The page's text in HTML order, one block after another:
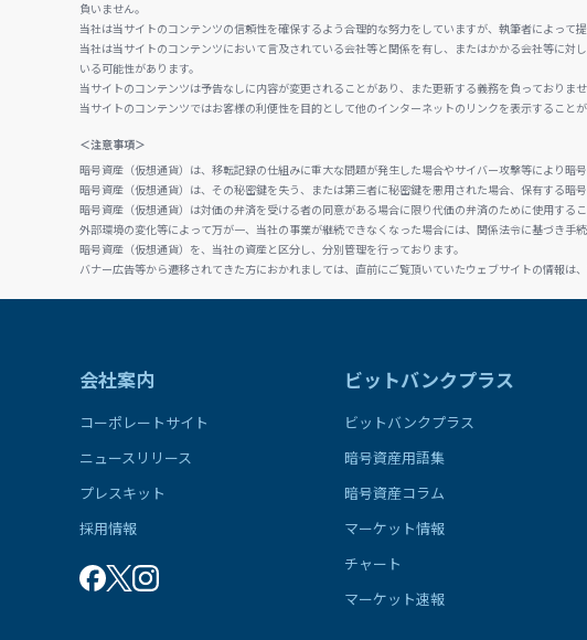
負いません。
当社は当サイトのコンテンツの信頼性を確保するよう合理的な努力をしていますが、執筆者によっ
当社は当サイトのコンテンツにおいて言及されている会社等と関係を有し、またはかかる会社等に
いる可能性があります。
当サイトのコンテンツは予告なしに内容が変更されることがあり、また更新する義務を負っておりませ
当サイトのコンテンツではお客様の利便性を目的として他のインターネットのリンクを表示すること
＜注意事項＞
暗号資産（仮想通貨）は、移転記録の仕組みに重大な問題が発生した場合やサイバー攻撃等により暗
暗号資産（仮想通貨）は、その秘密鍵を失う、または第三者に秘密鍵を悪用された場合、保有する暗
暗号資産（仮想通貨）は対価の弁済を受ける者の同意がある場合に限り代価の弁済のために使用するこ
外部環境の変化等によって万が一、当社の事業が継続できなくなった場合には、関係法令に基づき
暗号資産（仮想通貨）を、当社の資産と区分し、分別管理を行っております。
バナー広告等から遷移されてきた方におかれましては、直前にご覧頂いていたウェブサイトの情報は
会社案内
コーポレートサイト
ニュースリリース
プレスキット
採用情報
ビットバンクプラス
ビットバンクプラス
暗号資産用語集
暗号資産コラム
マーケット情報
チャート
マーケット速報